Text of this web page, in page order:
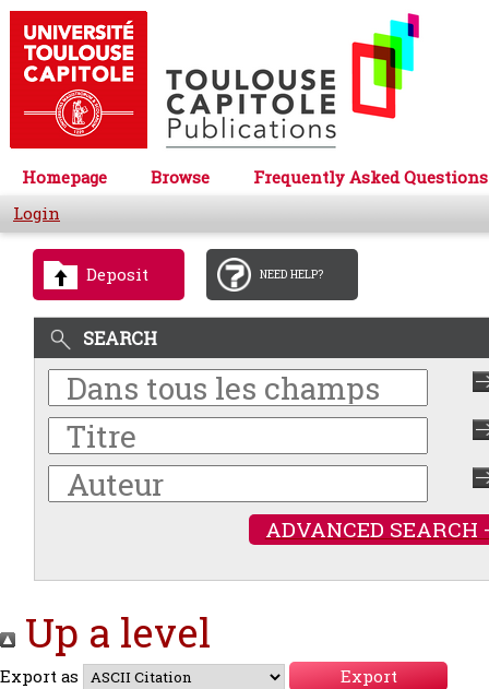
Homepage Browse
Frequently Asked Questions
Login
Deposit NEED HELP?
SEARCH
ADVANCED SEARCH
Up a level
Export as